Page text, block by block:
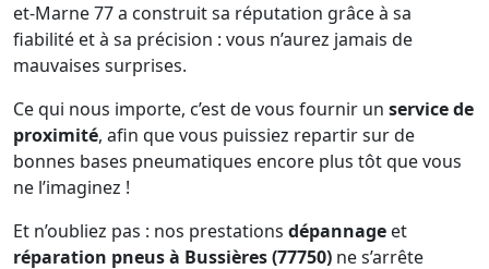
et-Marne 77 a construit sa réputation grâce à sa
fiabilité et à sa précision : vous n’aurez jamais de
mauvaises surprises.
Ce qui nous importe, c’est de vous fournir un service de
proximité, afin que vous puissiez repartir sur de
bonnes bases pneumatiques encore plus tôt que vous
ne l’imaginez !
Et n’oubliez pas : nos prestations dépannage et
réparation pneus à Bussières (77750) ne s’arrête